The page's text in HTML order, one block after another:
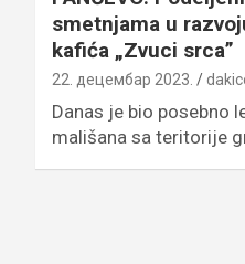
smetnjama u
kafića „Zvuci srca”
22. децембар 2023.
Danas je bio posebno
mališana sa teritorije